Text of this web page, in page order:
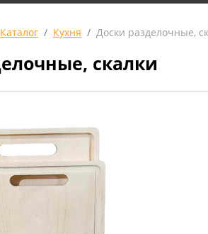
Каталог Кухня Доски разделочные,
скалки